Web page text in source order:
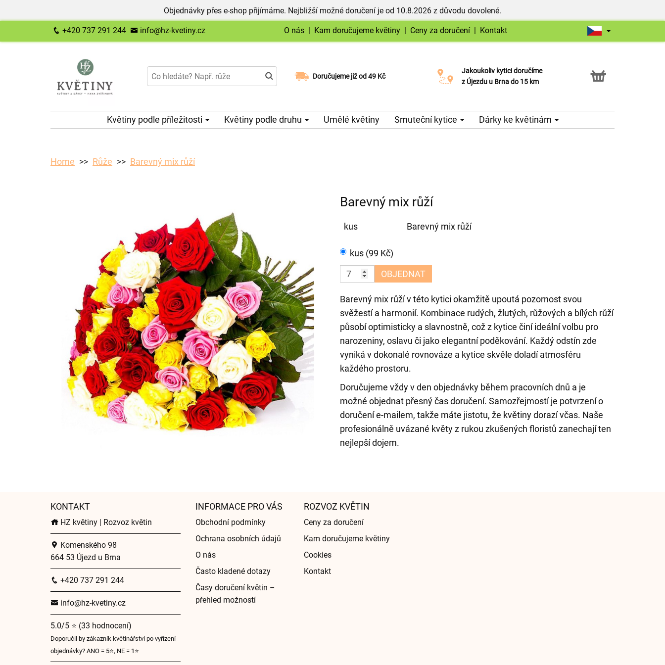
Objednávky přes e-shop přijímáme. Nejbližší možné doručení je od 10.8.2026 z důvodu dovolené.
+420 737 291 244 info@hz-kvetiny.cz O nás | Kam doručujeme květiny | Ceny za doručení | Kontakt
Doručujeme již od 49 Kč
Možný výběr času a dne doručení
Jakoukoliv kytici doručíme
z Újezdu u Brna do 15 km
Možnost vyzvednout v naší květince
Květiny podle příležitosti Květiny podle druhu Umělé květiny Smuteční kytice Dárky ke květinám
Home Růže Barevný mix růží
Barevný mix růží
kus Barevný mix růží
kus (99 Kč)
OBJEDNAT
Barevný mix růží v této kytici okamžitě upoutá pozornost svou
svěžestí a harmonií. Kombinace rudých, žlutých, růžových a bílých růží
působí optimisticky a slavnostně, což z kytice činí ideální volbu pro
narozeniny, oslavu či jako elegantní poděkování. Každý odstín zde
vyniká v dokonalé rovnováze a kytice skvěle doladí atmosféru
každého prostoru.
Doručujeme vždy v den objednávky během pracovních dnů a je
možné objednat přesný čas doručení. Samozřejmostí je potvrzení o
doručení e-mailem, takže máte jistotu, že květiny dorazí včas. Naše
profesionálně uvázané květy z rukou zkušených floristů zanechají ten
nejlepší dojem.
KONTAKT
HZ květiny | Rozvoz květin
Komenského 98
664 53 Újezd u Brna
+420 737 291 244
info@hz-kvetiny.cz
5.0/5 ⭐ (33 hodnocení)
Doporučil by zákazník květinářství po vyřízení
objednávky? ANO = 5⭐, NE = 1⭐
INFORMACE PRO VÁS
Obchodní podmínky
Ochrana osobních údajů
O nás
Často kladené dotazy
Časy doručení květin –
přehled možností
ROZVOZ KVĚTIN
Ceny za doručení
Kam doručujeme květiny
Cookies
Kontakt